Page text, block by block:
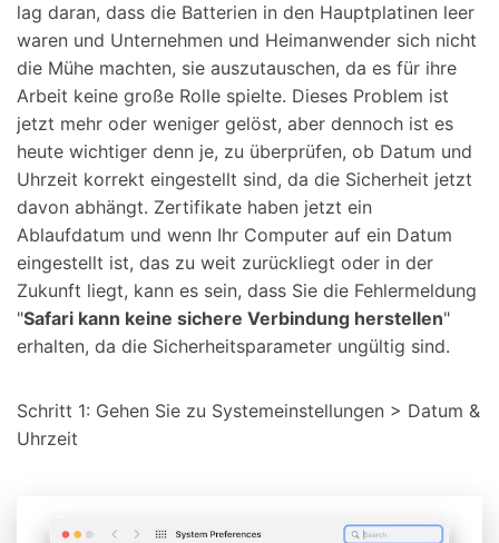
lag daran, dass die Batterien in den Hauptplatinen leer
waren und Unternehmen und Heimanwender sich nicht
die Mühe machten, sie auszutauschen, da es für ihre
Arbeit keine große Rolle spielte. Dieses Problem ist
jetzt mehr oder weniger gelöst, aber dennoch ist es
heute wichtiger denn je, zu überprüfen, ob Datum und
Uhrzeit korrekt eingestellt sind, da die Sicherheit jetzt
davon abhängt. Zertifikate haben jetzt ein
Ablaufdatum und wenn Ihr Computer auf ein Datum
eingestellt ist, das zu weit zurückliegt oder in der
Zukunft liegt, kann es sein, dass Sie die Fehlermeldung
"Safari kann keine sichere Verbindung herstellen"
erhalten, da die Sicherheitsparameter ungültig sind.
Schritt 1: Gehen Sie zu Systemeinstellungen > Datum &
Uhrzeit